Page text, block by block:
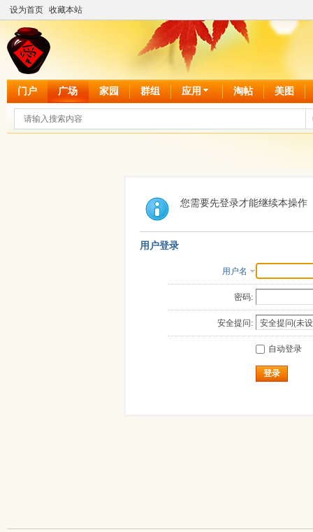
设为首页 收藏本站
门户 广场 家园 群组 应用 淘帖 美图
您需要先登录才能继续本操作
用户登录
用户名
密码:
安全提问:
自动登录
登录